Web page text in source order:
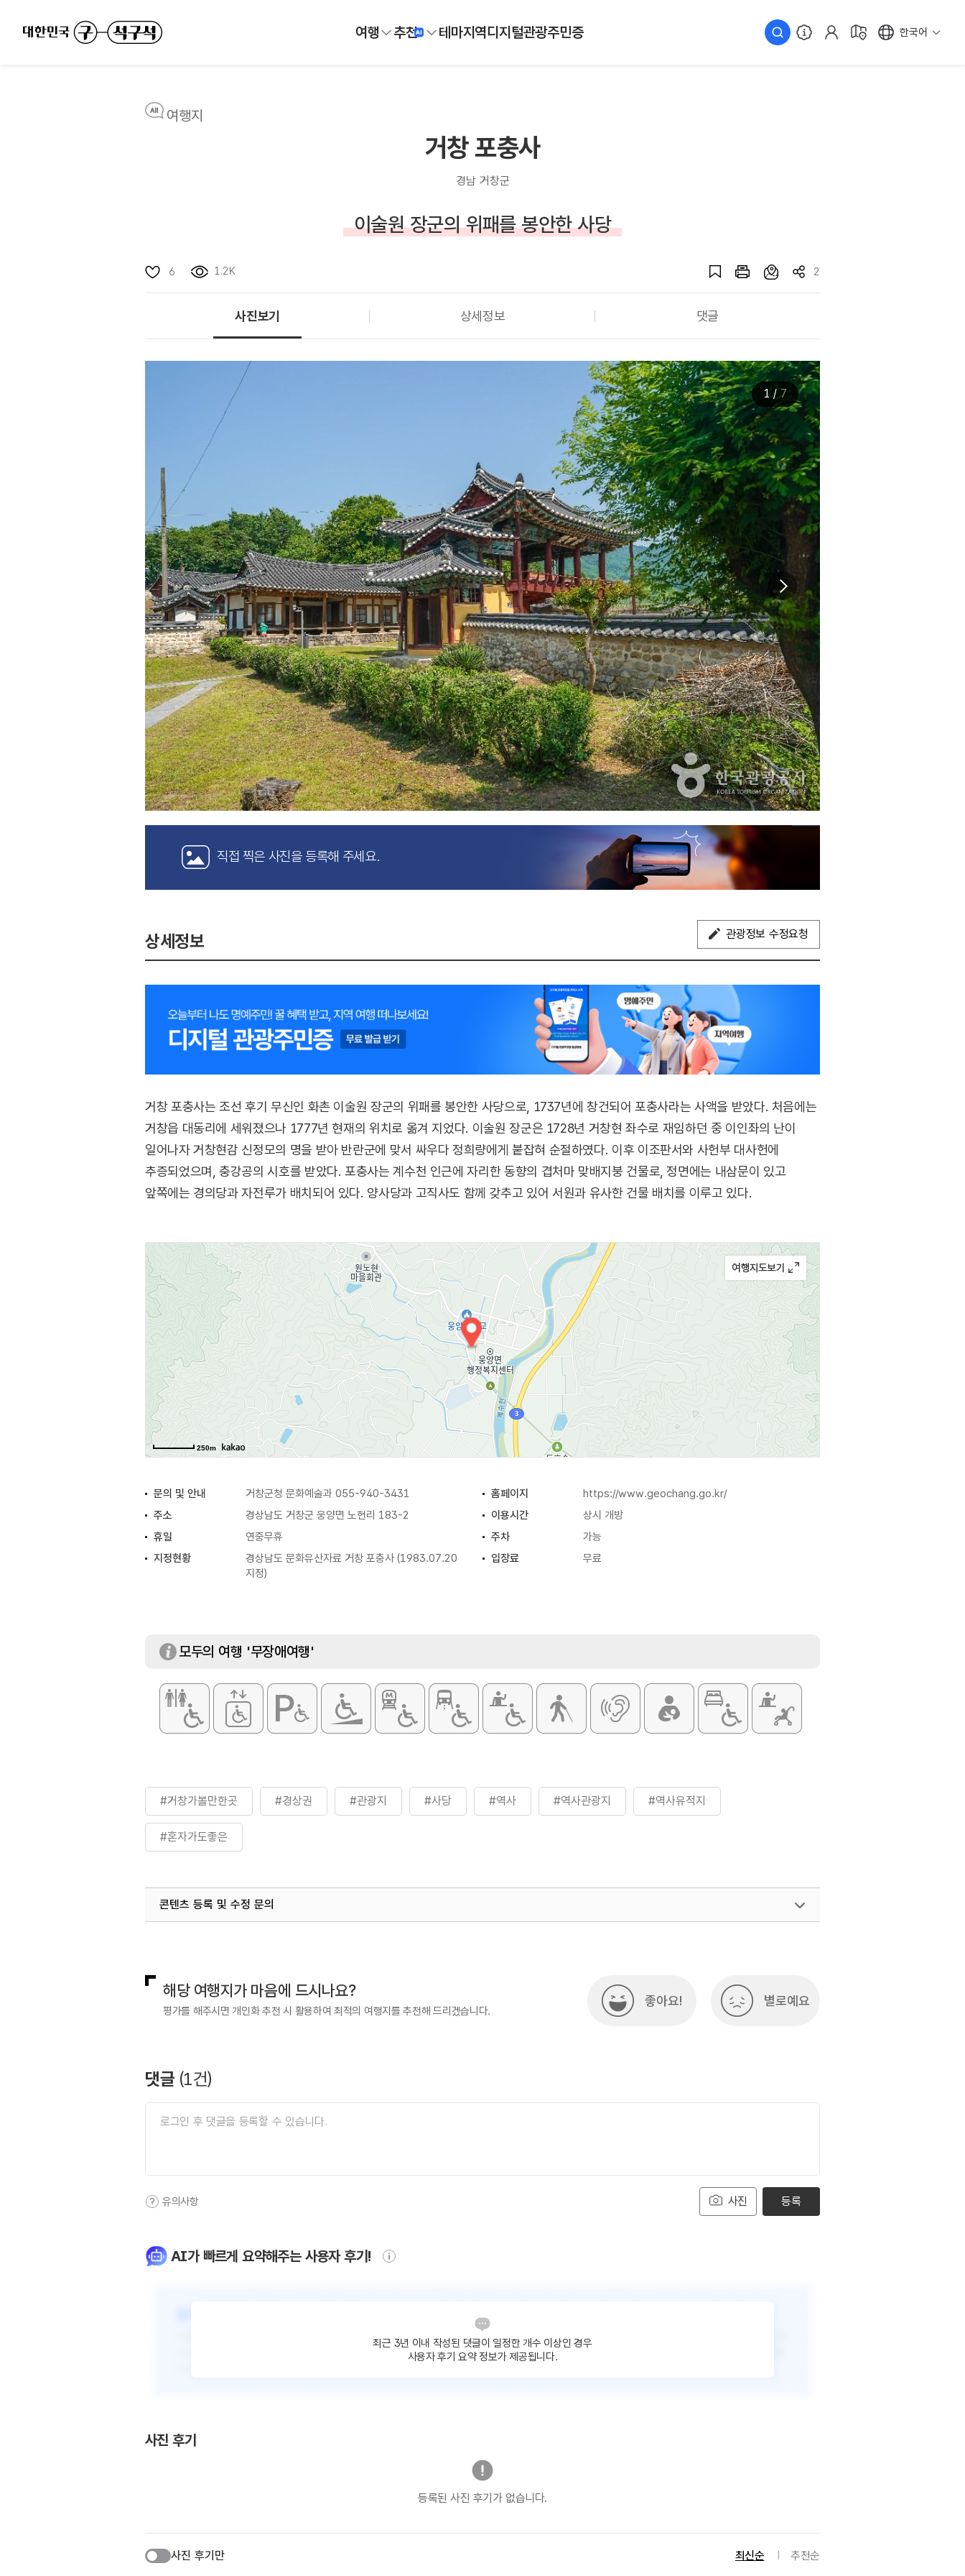
여행 추천 테마지역디지털관광주민증 한국어
여행지
거창 포충사
경남 거창군
이술원 장군의 위패를 봉안한 사당
6 1.2K 2
사진보기 상세정보 댓글
1 /7
직접 찍은 사진을 등록해 주세요.
상세정보 관광정보 수정요청
거창 포충사는 조선 후기 무신인 화촌 이술원 장군의 위패를 봉안한 사당으로, 1737년에 창건되어 포충사라는 사액을 받았다. 처음에는
거창읍 대동리에 세워졌으나 1777년 현재의 위치로 옮겨 지었다. 이술원 장군은 1728년 거창현 좌수로 재임하던 중 이인좌의 난이
일어나자 거창현감 신정모의 명을 받아 반란군에 맞서 싸우다 정희량에게 붙잡혀 순절하였다. 이후 이조판서와 사헌부 대사헌에
추증되었으며, 충강공의 시호를 받았다. 포충사는 계수천 인근에 자리한 동향의 겹처마 맞배지붕 건물로, 정면에는 내삼문이 있고
앞쪽에는 경의당과 자전루가 배치되어 있다. 양사당과 고직사도 함께 갖추고 있어 서원과 유사한 건물 배치를 이루고 있다.
250m
문의 및 안내 거창군청 문화예술과 055-940-3431 홈페이지
https://www.geochang.go.kr/
주소
경상남도 거창군 웅양면 노현리 183-2 이용시간
상시 개방
휴일
연중무휴 주차
가능
지정현황
경상남도 문화유산자료 거창 포충사 (1983.07.20
지정)
입장료 무료
모두의 여행 '무장애여행'
#거창가볼만한곳 #경상권 #관광지 #사당 #역사 #역사관광지 #역사유적지
#혼자가도좋은
콘텐츠 등록 및 수정 문의
해당 여행지가 마음에 드시나요?
평가를 해주시면 개인화 추천 시 활용하여 최적의 여행지를 추천해 드리겠습니다.
좋아요! 별로예요
댓글 (1건)
사진
유의사항 등록
AI가 빠르게 요약해주는 사용자 후기!
최근 3년 이내 작성된 댓글이 일정한 개수 이상인 경우
사용자 후기 요약 정보가 제공됩니다.
사진 후기
등록된 사진 후기가 없습니다.
사진 후기만 최신순 추천순